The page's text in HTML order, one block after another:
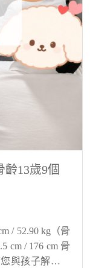
齡13歲9個
/ 52.90 kg（骨
cm / 176 cm 骨
與孩子解決身